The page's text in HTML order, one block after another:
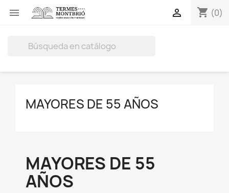
 shopping_cart (0)

MAYORES DE 55 AÑOS
MAYORES DE 55
AÑOS